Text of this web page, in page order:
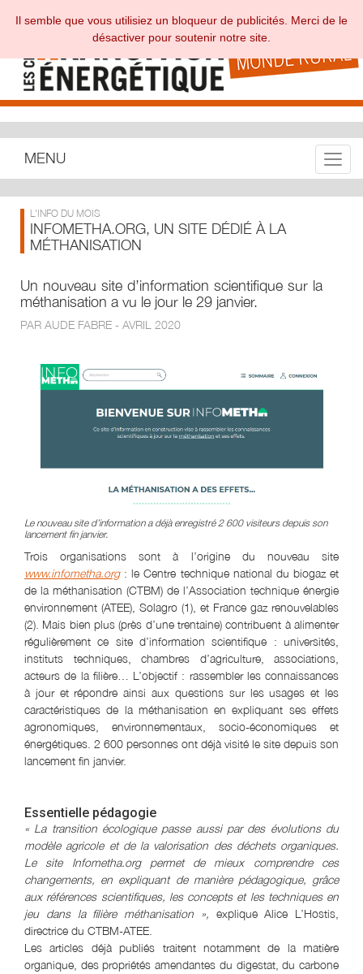
MENU
L'INFO DU MOIS
INFOMETHA.ORG, UN SITE DÉDIÉ À LA
MÉTHANISATION
Un nouveau site d’information scientifique sur la
méthanisation a vu le jour le 29 janvier.
PAR AUDE FABRE - AVRIL 2020
Le nouveau site d’information a déjà enregistré 2 600 visiteurs depuis son
lancement fin janvier.
Trois organisations sont à l’origine du nouveau site
www.infometha.org: le Centre technique national du biogaz et
de la méthanisation (CTBM) de l’Association technique énergie
environnement (ATEE), Solagro (1), et France gaz renouvelables
(2). Mais bien plus (près d’une trentaine) contribuent à alimenter
régulièrement ce site d’information scientifique : universités,
instituts techniques, chambres d’agriculture, associations,
acteurs de la filière… L’objectif : rassembler les connaissances
à jour et répondre ainsi aux questions sur les usages et les
caractéristiques de la méthanisation en expliquant ses effets
agronomiques, environnementaux, socio-économiques et
énergétiques. 2 600 personnes ont déjà visité le site depuis son
lancement fin janvier.
Essentielle pédagogie
« La transition écologique passe aussi par des évolutions du
modèle agricole et de la valorisation des déchets organiques.
Le site Infometha.org permet de mieux comprendre ces
changements, en expliquant de manière pédagogique, grâce
aux références scientifiques, les concepts et les techniques en
jeu dans la filière méthanisation », explique Alice L’Hostis,
directrice du CTBM-ATEE.
Les articles déjà publiés traitent notamment de la matière
organique, des propriétés amendantes du digestat, du carbone
Il semble que vous utilisiez un bloqueur de publicités. Merci de le
désactiver pour soutenir notre site.